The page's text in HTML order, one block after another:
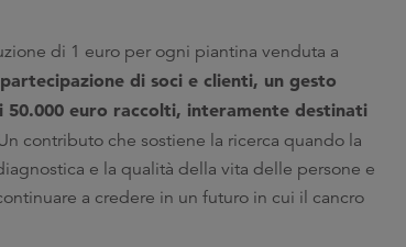
di 1 euro per ogni piantina venduta a
di soci e clienti, un gesto
euro raccolti, interamente destinati
contributo che sostiene la ricerca quando la
e la qualità della vita delle persone e
a credere in un futuro in cui il cancro